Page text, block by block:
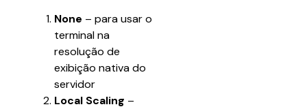
None – para usar o
terminal na
resolução de
exibição nativa do
servidor
Local Scaling –